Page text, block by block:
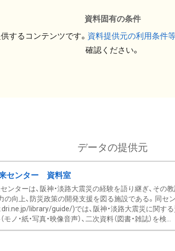
資料固有の条件
するコンテンツです。 資料提供元の利用条件
確認ください。
データの提供元
センター 資料室
ンターは、阪神・淡路大震災の経験を語り継ぎ、その
の向上、防災政策の開発支援を図る施設である。同セ
library/guide/)では、阪神・淡路大震災に関する
ノ・紙・写真・映像音声）、二次資料（図書・雑誌）を検...